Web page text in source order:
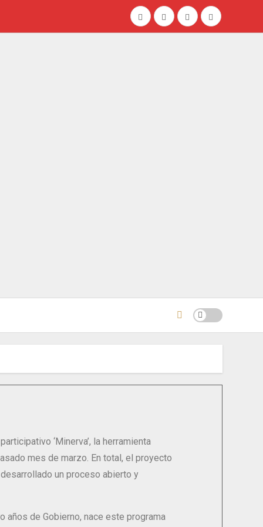
‘Minerva’, la herramienta
mes de marzo. En total, el proyecto
un proceso abierto y
años de Gobierno, nace este programa